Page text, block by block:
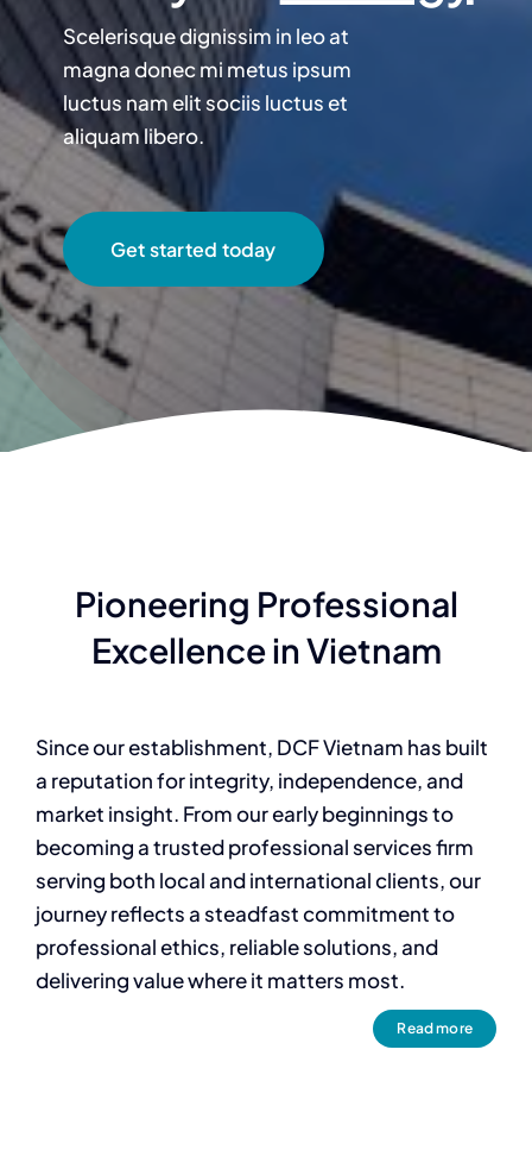
Liên hệ
Scelerisque dignissim in leo at
magna donec mi metus ipsum
luctus nam elit sociis luctus et
aliquam libero.
Get started today
Pioneering Professional
Excellence in Vietnam
Since our establishment, DCF Vietnam has built
a reputation for integrity, independence, and
market insight. From our early beginnings to
becoming a trusted professional services firm
serving both local and international clients, our
journey reflects a steadfast commitment to
professional ethics, reliable solutions, and
delivering value where it matters most.
Read more